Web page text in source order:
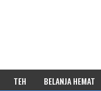
TEH BELANJA HEMAT